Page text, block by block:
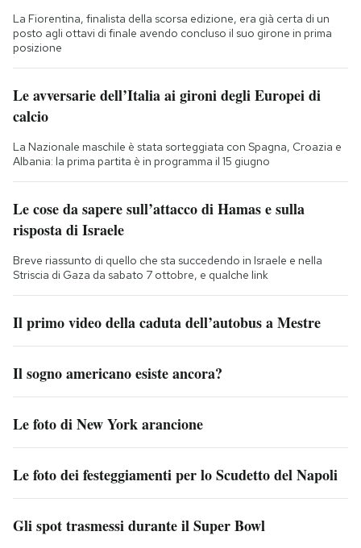
La Fiorentina, finalista della scorsa edizione, era già certa di un
posto agli ottavi di finale avendo concluso il suo girone in prima
posizione
Le avversarie dell’Italia ai gironi degli Europei di
calcio
La Nazionale maschile è stata sorteggiata con Spagna, Croazia e
Albania: la prima partita è in programma il 15 giugno
Le cose da sapere sull’attacco di Hamas e sulla
risposta di Israele
Breve riassunto di quello che sta succedendo in Israele e nella
Striscia di Gaza da sabato 7 ottobre, e qualche link
Il primo video della caduta dell’autobus a Mestre
Il sogno americano esiste ancora?
Le foto di New York arancione
Le foto dei festeggiamenti per lo Scudetto del Napoli
Gli spot trasmessi durante il Super Bowl